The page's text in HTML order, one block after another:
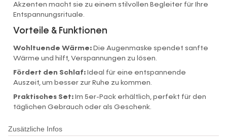
Zusätzliche Infos
Akzenten macht sie zu einem stilvollen Begleiter für Ihre
Entspannungsrituale.
Vorteile & Funktionen
Wohltuende Wärme: Die Augenmaske spendet sanfte
Wärme und hilft, Verspannungen zu lösen.
Fördert den Schlaf: Ideal für eine entspannende
Auszeit, um besser zur Ruhe zu kommen.
Praktisches Set: Im 5er-Pack erhältlich, perfekt für den
täglichen Gebrauch oder als Geschenk.